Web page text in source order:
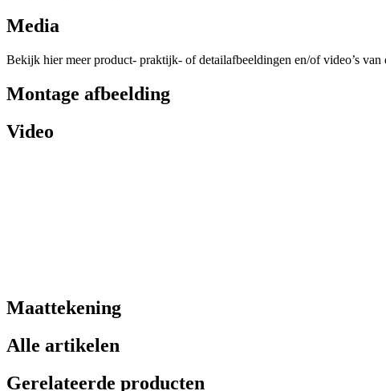
Media
Bekijk hier meer product- praktijk- of detailafbeeldingen en/of video’s van
Montage afbeelding
Video
Maattekening
Alle artikelen
Gerelateerde producten